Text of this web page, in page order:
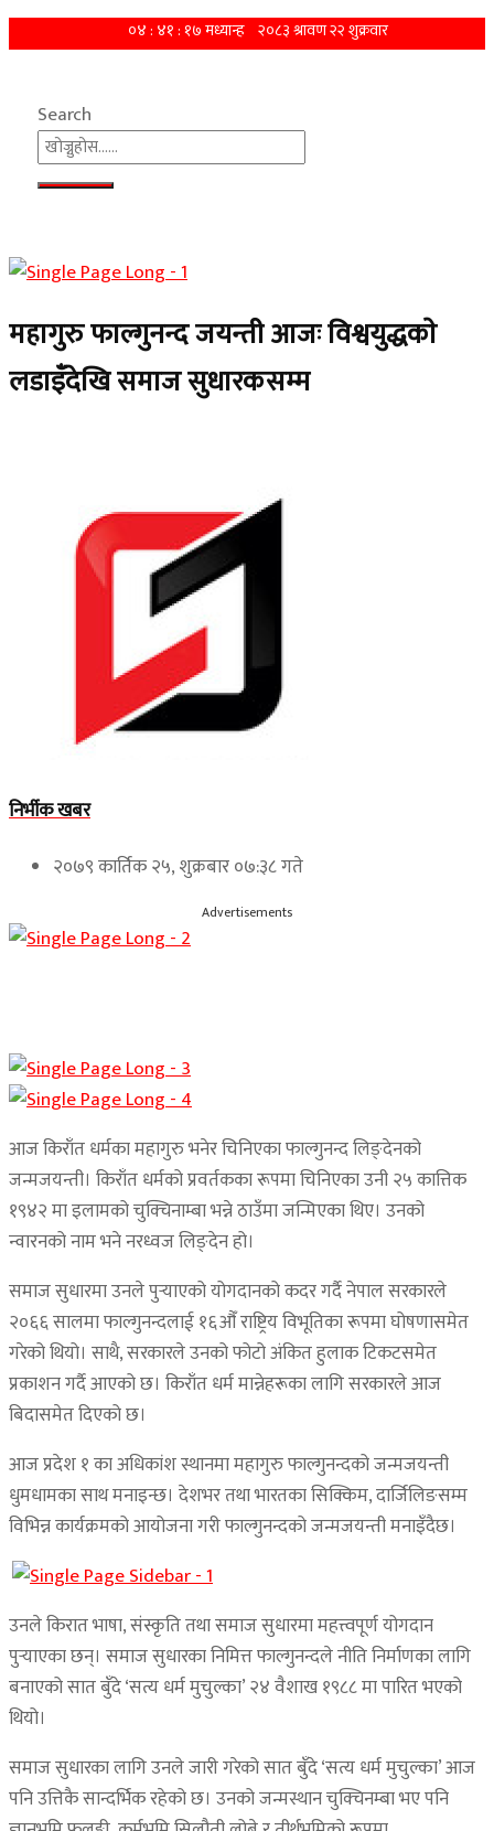
Search
महागुरु फाल्गुनन्द जयन्ती आजः विश्वयुद्धकाे
लडाइँदेखि समाज सुधारकसम्म
निर्भीक खबर
२०७९ कार्तिक २५, शुक्रबार ०७:३८ गते
Advertisements
आज किराँत धर्मका महागुरु भनेर चिनिएका फाल्गुनन्द लिङ्देनको
जन्मजयन्ती। किराँत धर्मको प्रवर्तकका रूपमा चिनिएका उनी २५ कात्तिक
१९४२ मा इलामको चुक्चिनाम्बा भन्ने ठाउँमा जन्मिएका थिए। उनको
न्वारनको नाम भने नरध्वज लिङ्देन हो।
समाज सुधारमा उनले पुर्‍याएको योगदानको कदर गर्दै नेपाल सरकारले
२०६६ सालमा फाल्गुनन्दलाई १६औँ राष्ट्रिय विभूतिका रूपमा घोषणासमेत
गरेको थियो। साथै, सरकारले उनको फोटो अंकित हुलाक टिकटसमेत
प्रकाशन गर्दै आएको छ। किराँत धर्म मान्नेहरूका लागि सरकारले आज
बिदासमेत दिएको छ।
आज प्रदेश १ का अधिकांश स्थानमा महागुरु फाल्गुनन्दको जन्मजयन्ती
धुमधामका साथ मनाइन्छ। देशभर तथा भारतका सिक्किम, दार्जिलिङसम्म
विभिन्न कार्यक्रमको आयोजना गरी फाल्गुनन्दको जन्मजयन्ती मनाइँदैछ।
उनले किरात भाषा, संस्कृति तथा समाज सुधारमा महत्त्वपूर्ण योगदान
पुर्‍याएका छन्। समाज सुधारका निमित्त फाल्गुनन्दले नीति निर्माणका लागि
बनाएको सात बुँदे ‘सत्य धर्म मुचुल्का’ २४ वैशाख १९८८ मा पारित भएको
थियो।
समाज सुधारका लागि उनले जारी गरेको सात बुँदे ‘सत्य धर्म मुचुल्का’ आज
पनि उत्तिकै सान्दर्भिक रहेको छ। उनको जन्मस्थान चुक्चिनम्बा भए पनि